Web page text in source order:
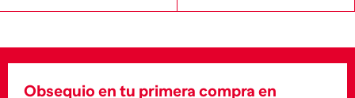
Obsequio en tu primera compra en